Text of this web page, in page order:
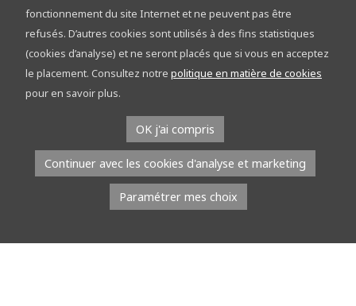
Tour de la Province de Namur 2026 :
découvrez le réseau points-nœuds sur les
étapes
À l’occasion du Tour de la Province de Namur, l’équipe du réseau
points-nœuds part à la rencontre du public. Du […]
fonctionnement du site Internet et ne peuvent pas être
refusés. D’autres cookies sont utilisés à des fins statistiques
(cookies d’analyse) et ne seront placés que si vous en acceptez
le placement. Consultez notre politique en matière de cookies
pour en savoir plus.
OK j'ai compris
Continuer avec les cookies d'analyse et marketing
Paramétrer mes choix